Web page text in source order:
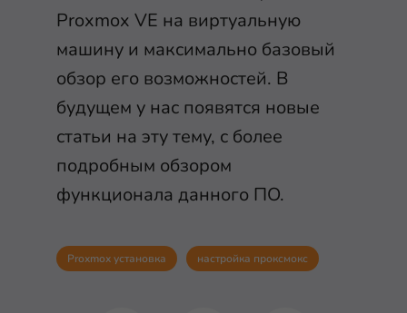
Proxmox VE на виртуальную
машину и максимально базовый
обзор его возможностей. В
будущем у нас появятся новые
статьи на эту тему, с более
подробным обзором
функционала данного ПО.
Proxmox установка настройка проксмокс